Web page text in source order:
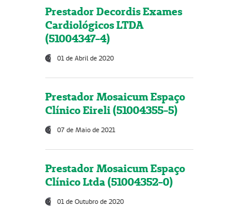
Prestador Decordis Exames
Cardiológicos LTDA
(51004347-4)
01 de Abril de 2020
Prestador Mosaicum Espaço
Clínico Eireli (51004355-5)
07 de Maio de 2021
Prestador Mosaicum Espaço
Clínico Ltda (51004352-0)
01 de Outubro de 2020